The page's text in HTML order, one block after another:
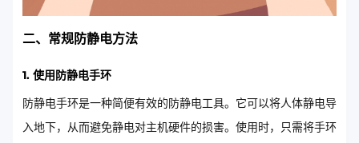
二、常规防静电方法
1. 使用防静电手环
防静电手环是一种简便有效的防静电工具。它可以将人体静电导
入地下，从而避免静电对主机硬件的损害。使用时，只需将手环